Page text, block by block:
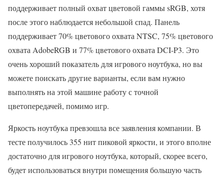
поддерживает полный охват цветовой гаммы sRGB, хотя
после этого наблюдается небольшой спад. Панель
поддерживает 70% цветового охвата NTSC, 75% цветового
охвата AdobeRGB и 77% цветового охвата DCI-P3. Это
очень хороший показатель для игрового ноутбука, но вы
можете поискать другие варианты, если вам нужно
выполнять на этой машине работу с точной
цветопередачей, помимо игр.
Яркость ноутбука превзошла все заявления компании. В
тесте получилось 355 нит пиковой яркости, и этого вполне
достаточно для игрового ноутбука, который, скорее всего,
будет использоваться внутри помещения большую часть